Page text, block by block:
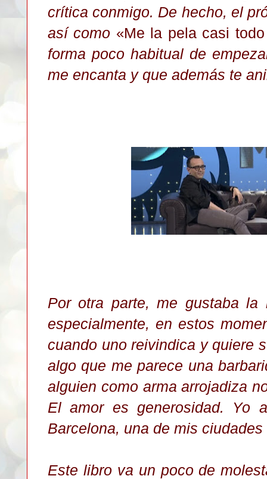
crítica conmigo. De hecho, el pr
así como «Me la pela casi
forma poco habitual de
me encanta yque además te
Por otra parte, me gustaba la
especialmente, en estos
cuando uno reivindica y quiere
algo que me parece una
alguien como arma arrojadiza
El amor es generosidad. Yo
Barcelona, una de mis
Este libro va un poco de